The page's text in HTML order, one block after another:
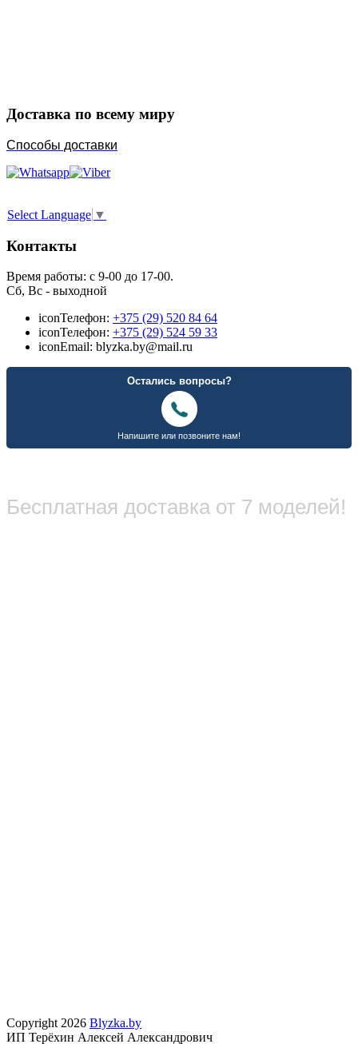
Доставка по всему миру
Способы доставки
Select Language ▼
Контакты
Время работы: с 9-00 до 17-00.
Сб, Вс - выходной
iconТелефон: +375 (29) 520 84 64
iconТелефон: +375 (29) 524 59 33
iconEmail: blyzka.by@mail.ru
Бесплатная доставка от 7 моделей!
Copyright 2026 Blyzka.by
ИП Терёхин Алексей Александрович